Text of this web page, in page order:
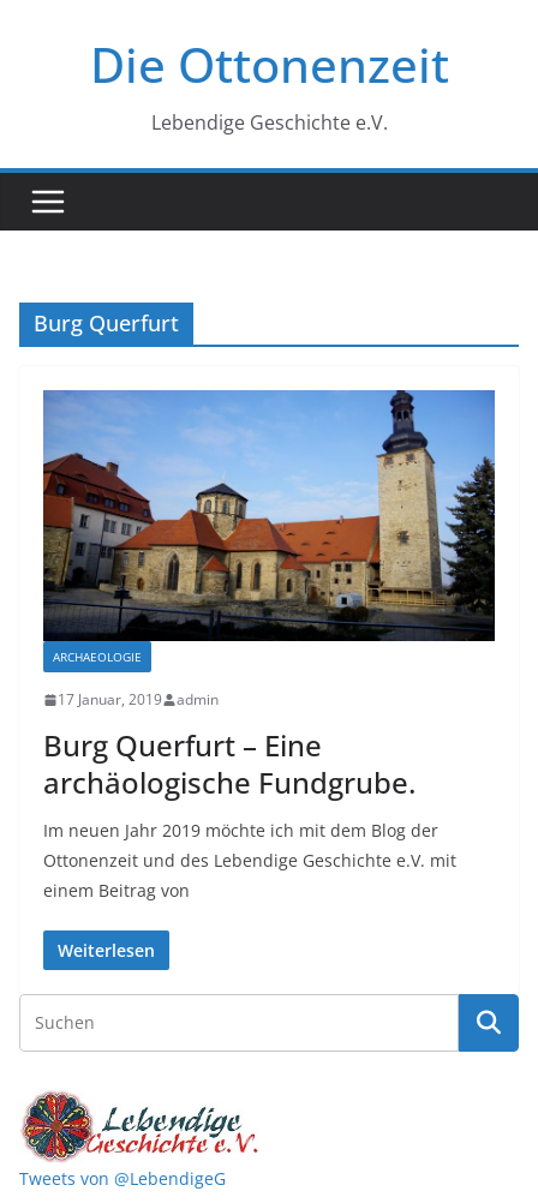
Die Ottonenzeit
Lebendige Geschichte e.V.
Burg Querfurt
ARCHAEOLOGIE
17 Januar, 2019 admin
Burg Querfurt – Eine
archäologische Fundgrube.
Im neuen Jahr 2019 möchte ich mit dem Blog der
Ottonenzeit und des Lebendige Geschichte e.V. mit
einem Beitrag von
Weiterlesen
Tweets von @LebendigeG